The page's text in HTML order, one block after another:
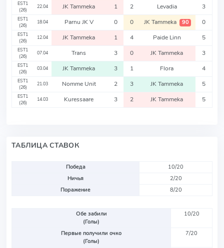
EST1
(26)
22.04 JK Tammeka 1 2 Levadia 3
EST1
(26)
18.04 Parnu JK V 0 0 JK Tammeka 90 0
EST1
(26)
12.04 JK Tammeka 1 4 Paide Linn 5
EST1
(26)
07.04 Trans 3 0 JK Tammeka 3
EST1
(26)
03.04 JK Tammeka 3 1 Flora 4
EST1
(26)
21.03 Nomme Unit 2 3 JK Tammeka 5
EST1
(26)
14.03 Kuressaare 3 2 JK Tammeka 5
ТАБЛИЦА СТАВОК
Победа
10/20
Ничья
2/20
Поражение
8/20
Обе забили
(Голы)
10/20
Первые получили очко
(Голы)
7/20